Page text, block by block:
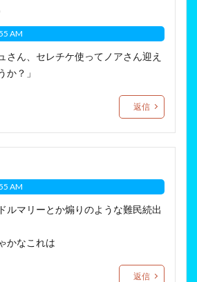
AM
さん、セレチケ使ってノアさん迎え
か？」
返信
AM
ルマリーとか煽りのような難民続出
かなこれは
返信